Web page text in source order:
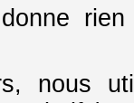
nous